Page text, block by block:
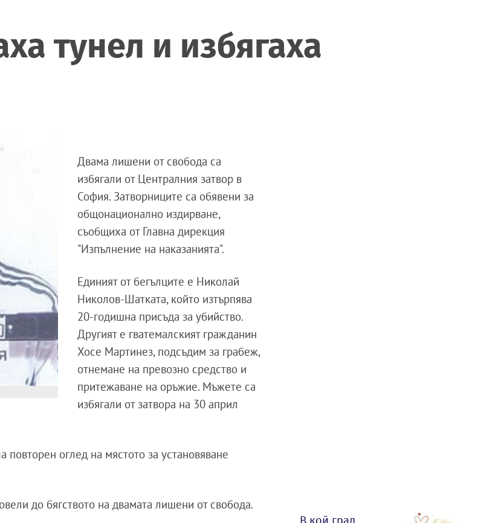
тунел и избягаха
Двама лишени от свобода са
избягали от Централния затвор в
София. Затворниците са обявени за
общонационално издирване,
съобщиха от Главна дирекция
"Изпълнение на наказанията".
Единият от бегълците е Николай
Николов-Шатката, който изтърпява
20-годишна присъда за убийство.
Другият е гватемалският гражданин
Хосе Мартинез, подсъдим за грабеж,
отнемане на превозно средство и
притежаване на оръжие. Мъжете са
избягали от затвора на 30 април
повторен оглед на мястото за установяване
до бягството на двамата лишени от свобода.